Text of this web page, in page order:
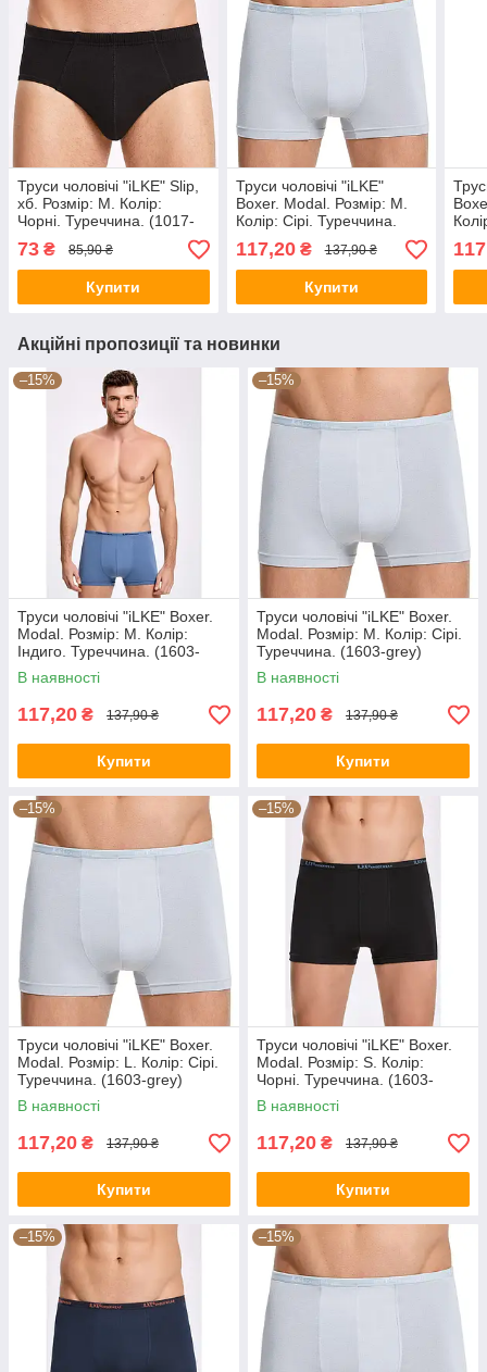
Труси чоловічі "iLKE" Slip,
хб. Розмір: M. Колір:
Чорні. Туреччина. (1017-
black)
73 ₴ 85,90 ₴
Купити
Труси чоловічі "iLKE"
Boxer. Modal. Розмір: M.
Колір: Сірі. Туреччина.
(1603-grey)
117,20₴ 137,90 ₴
Купити
Акційні пропозиції та новинки
–15%
Труси чоловічі "iLKE" Boxer.
Modal. Розмір: M. Колір:
Індиго. Туреччина. (1603-
indigo)
В наявності
117,20 ₴ 137,90 ₴
Купити
–15%
Труси чоловічі "iLKE" Boxer.
Modal. Розмір: M. Колір: Сірі.
Туреччина. (1603-grey)
В наявності
117,20 ₴ 137,90 ₴
Купити
–15%
Труси чоловічі "iLKE" Boxer.
Modal. Розмір: L. Колір: Сірі.
Туреччина. (1603-grey)
В наявності
117,20 ₴ 137,90 ₴
Купити
–15%
Труси чоловічі "iLKE" Boxer.
Modal. Розмір: S. Колір:
Чорні. Туреччина. (1603-
black)
В наявності
117,20 ₴ 137,90 ₴
Купити
–15% –15%